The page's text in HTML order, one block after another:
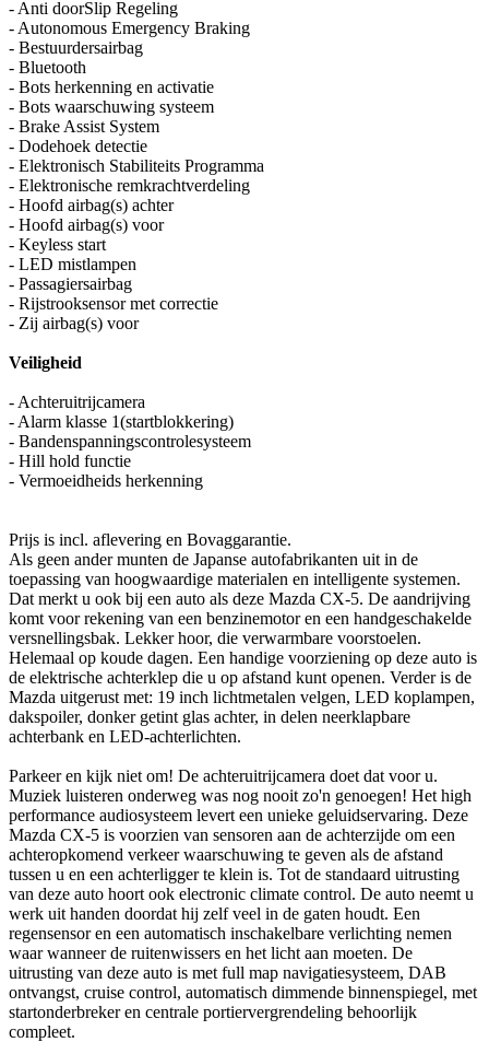
- Anti doorSlip Regeling
- Autonomous Emergency Braking
- Bestuurdersairbag
- Bluetooth
- Bots herkenning en activatie
- Bots waarschuwing systeem
- Brake Assist System
- Dodehoek detectie
- Elektronisch Stabiliteits Programma
- Elektronische remkrachtverdeling
- Hoofd airbag(s) achter
- Hoofd airbag(s) voor
- Keyless start
- LED mistlampen
- Passagiersairbag
- Rijstrooksensor met correctie
- Zij airbag(s) voor
Veiligheid
- Achteruitrijcamera
- Alarm klasse 1(startblokkering)
- Bandenspanningscontrolesysteem
- Hill hold functie
- Vermoeidheids herkenning
Prijs is incl. aflevering en Bovaggarantie.
Als geen ander munten de Japanse autofabrikanten uit in de
toepassing van hoogwaardige materialen en intelligente systemen.
Dat merkt u ook bij een auto als deze Mazda CX-5. De aandrijving
komt voor rekening van een benzinemotor en een handgeschakelde
versnellingsbak. Lekker hoor, die verwarmbare voorstoelen.
Helemaal op koude dagen. Een handige voorziening op deze auto is
de elektrische achterklep die u op afstand kunt openen. Verder is de
Mazda uitgerust met: 19 inch lichtmetalen velgen, LED koplampen,
dakspoiler, donker getint glas achter, in delen neerklapbare
achterbank en LED-achterlichten.
Parkeer en kijk niet om! De achteruitrijcamera doet dat voor u.
Muziek luisteren onderweg was nog nooit zo'n genoegen! Het high
performance audiosysteem levert een unieke geluidservaring. Deze
Mazda CX-5 is voorzien van sensoren aan de achterzijde om een
achteropkomend verkeer waarschuwing te geven als de afstand
tussen u en een achterligger te klein is. Tot de standaard uitrusting
van deze auto hoort ook electronic climate control. De auto neemt u
werk uit handen doordat hij zelf veel in de gaten houdt. Een
regensensor en een automatisch inschakelbare verlichting nemen
waar wanneer de ruitenwissers en het licht aan moeten. De
uitrusting van deze auto is met full map navigatiesysteem, DAB
ontvangst, cruise control, automatisch dimmende binnenspiegel, met
startonderbreker en centrale portiervergrendeling behoorlijk
compleet.